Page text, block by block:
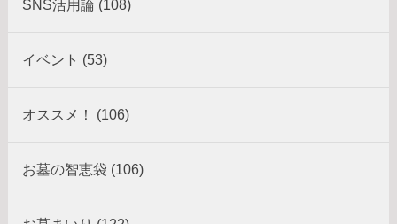
SNS活用論 (108)
イベント (53)
オススメ！ (106)
お墓の智恵袋 (106)